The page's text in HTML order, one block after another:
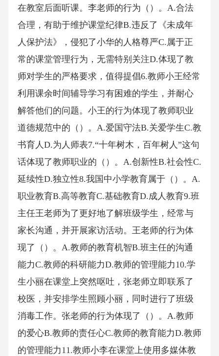
在教室后面听课。李老师的行为（）。A.合法
合理，有助于维护课堂纪律B.违反了《未成年
人保护法》，侵犯了小华的人格尊严C.属于正
常的课堂管理行为，无需特别关注D.体现了教
师对学生的严格要求，值得提倡6.教师小王经常
利用课余时间辅导学习有困难的学生，并耐心
解答他们的问题。小王的行为体现了教师职业
道德规范中的（）。A.爱国守法B.关爱学生C.教
书育人D.为人师表7.“十年树木，百年树人”这句
话体现了教师职业的（）。A.创新性B.社会性C.
延续性D.独立性8.我国中小学教育属于（）。A.
职业教育B.高等教育C.基础教育D.成人教育9.班
主任王老师为了更好地了解班级学生，经常与
家长沟通，并开展家访活动。王老师的行为体
现了（）。A.教师的教育机智B.班主任的沟通
能力C.教师的科研能力D.教师的管理能力10.学
生小丽在课堂上突然呕吐，张老师立即联系了
校医，并安排学生照顾小丽，同时进行了班级
消毒工作。张老师的行为体现了（）。A.教师
的爱心B.教师的责任心C.教师的教育能力D.教师
的管理能力11.教师小李在课堂上使用多媒体教